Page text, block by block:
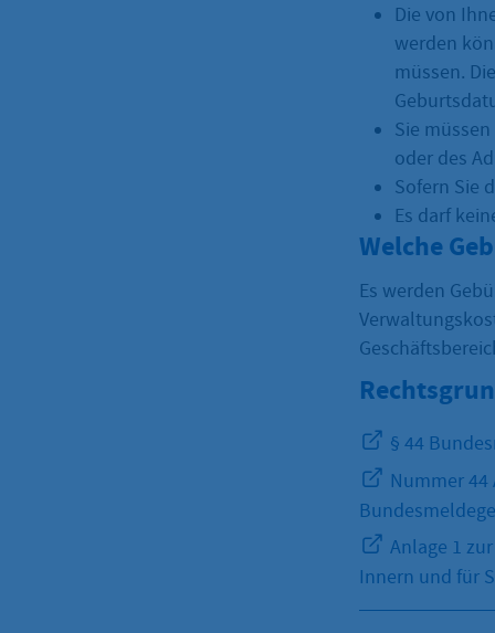
Die von
werden
müssen.
Sie
oder des
Sofern Sie
Es darf
Welche
Es werden
§ 44
Nummer
Anlage 1
Innern und für